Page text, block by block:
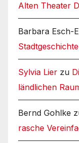
Alten Theater
Barbara Esch-
Sylvia Lier zu
ländlichen
Bernd Gohlke
rasche